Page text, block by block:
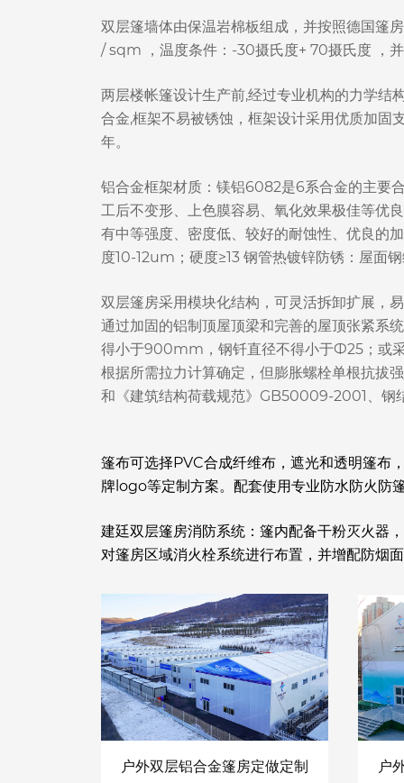
双层篷墙体由保温岩棉板组成，并按照德国篷
/ sqm ，温度条件：-30摄氏度+ 70摄氏度 ，
两层楼帐篷设计生产前,经过专业机构的力学结
合金,框架不易被锈蚀，框架设计采用优质加固
年。
铝合金框架材质：镁铝6082是6系合金的主要
工后不变形、上色膜容易、氧化效果极佳等优
有中等强度、密度低、较好的耐蚀性、优良的
度10-12um；硬度≥13 钢管热镀锌防锈：屋面
双层篷房采用模块化结构，可灵活拆卸扩展，
通过加固的铝制顶屋顶梁和完善的屋顶张紧系
得小于900mm，钢钎直径不得小于Ф25；或
根据所需拉力计算确定，但膨胀螺栓单根抗拔
和《建筑结构荷载规范》GB50009-2001、钢
篷布可选择PVC合成纤维布，遮光和透明篷
牌logo等定制方案。配套使用专业防水防火防
建廷双层篷房消防系统：篷内配备干粉灭火器
对篷房区域消火栓系统进行布置，并增配防烟
户外双层铝合金篷房定做定制 户